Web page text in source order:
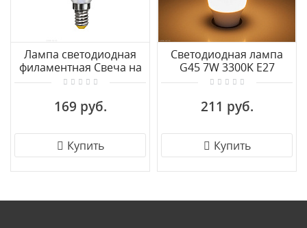
Лампа светодиодная
филаментная Свеча на
ветру Voltega E14 2800К
CW2E14warm4W-F
169 руб.
Купить
Светодиодная лампа
G45 7W 3300K E27
Elektrostandard BLE2730
211 руб.
Купить